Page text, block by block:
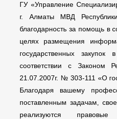
ГУ «Управление
г. Алматы МВД
благодарность за помощь в
целях размещения
государственных
соответствии с Законом
21.07.2007г. № 303-111 «О
Благодаря вашему
поставленным задачам,
реализуются